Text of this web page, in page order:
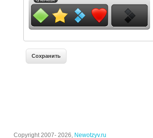
Copyright 2007- 2026, Newotzyv.ru